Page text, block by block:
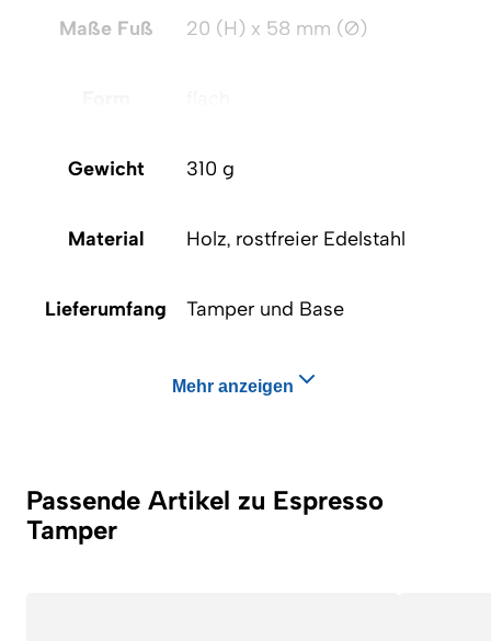
Maße Fuß 20 (H) x 58 mm (Ø)
Gewicht 310 g
Material Holz, rostfreier Edelstahl
Lieferumfang Tamper und Base
Mehr anzeigen
Passende Artikel zu Espresso
Tamper